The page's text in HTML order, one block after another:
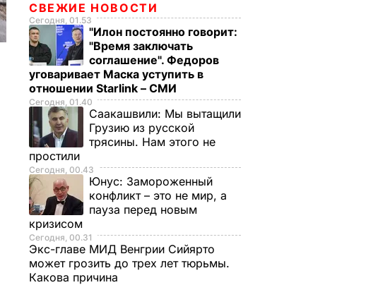
СВЕЖИЕ НОВОСТИ
Сегодня, 01.53
"Илон постоянно говорит:
"Время заключать
соглашение". Федоров
уговаривает Маска уступить в
отношении Starlink – СМИ
Сегодня, 01.40
Саакашвили: Мы вытащили
Грузию из русской
трясины. Нам этого не
простили
Сегодня, 00.43
Юнус: Замороженный
конфликт – это не мир, а
пауза перед новым
кризисом
Сегодня, 00.31
Экс-главе МИД Венгрии Сийярто
может грозить до трех лет тюрьмы.
Какова причина